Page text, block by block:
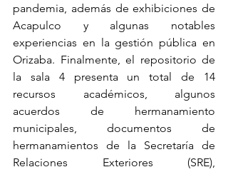
pandemia, además de exhibiciones de
Acapulco y algunas notables
experiencias en la gestión pública en
Orizaba. Finalmente, el repositorio de
la sala 4 presenta un total de 14
recursos académicos, algunos
acuerdos de hermanamiento
municipales, documentos de
hermanamientos de la Secretaría de
Relaciones Exteriores (SRE),